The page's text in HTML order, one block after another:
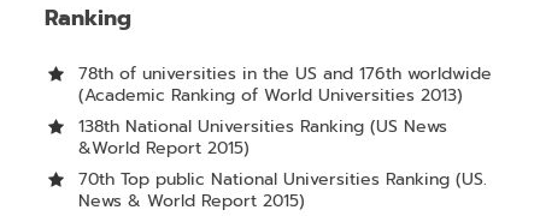
Ranking
78th of universities in the US and 176th worldwide
(Academic Ranking of World Universities 2013)
138th National Universities Ranking (US News
&World Report 2015)
70th Top public National Universities Ranking (US.
News & World Report 2015)